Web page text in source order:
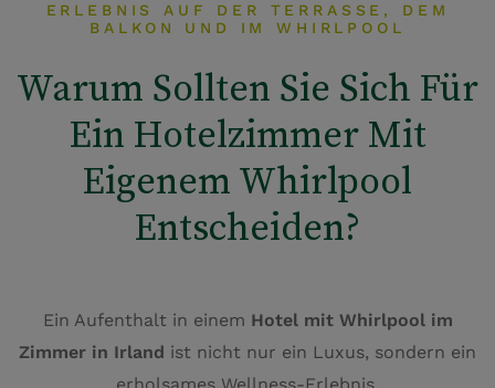
ERLEBNIS AUF DER TERRASSE, DEM
BALKON UND IM WHIRLPOOL
Warum Sollten Sie Sich Für
Ein Hotelzimmer Mit
Eigenem Whirlpool
Entscheiden?
Ein Aufenthalt in einem Hotel mit Whirlpool im
Zimmer in Irland ist nicht nur ein Luxus, sondern ein